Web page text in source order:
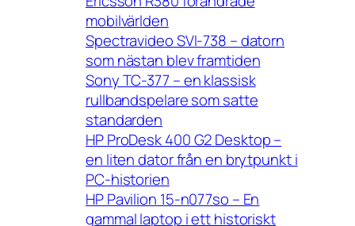
mobilvärlden
Spectravideo SVI-738 – datorn
som nästan blev framtiden
Sony TC-377 – en klassisk
rullbandspelare som satte
standarden
HP ProDesk 400 G2 Desktop –
en liten dator från en brytpunkt i
PC-historien
HP Pavilion 15-n077so – En
gammal laptop i ett historiskt